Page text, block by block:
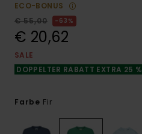
ECO-BONUS
€ 55,00
63%
€ 20,62
SALE
DOPPELTER RABATT EXTRA 25 %
Farbe Fir